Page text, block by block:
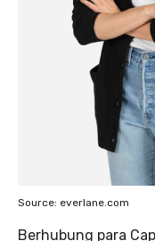
Source: everlane.com
Berhubung para